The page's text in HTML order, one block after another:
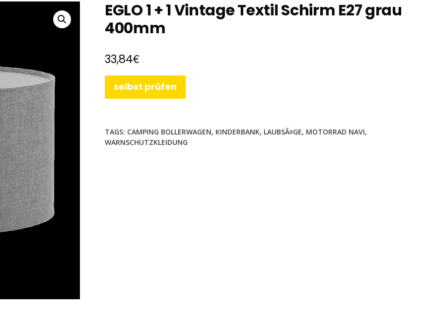
EGLO 1 + 1 Vintage Textil Schirm E27 grau
400mm
33,84€
selbst prüfen
TAGS: CAMPING BOLLERWAGEN, KINDERBANK, LAUBSÃ¤GE, MOTORRAD NAVI,
WARNSCHUTZKLEIDUNG